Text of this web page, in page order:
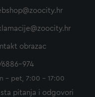
obrazac
6886-974
- pet, 7:00 - 17:00
pitanja i odgovori